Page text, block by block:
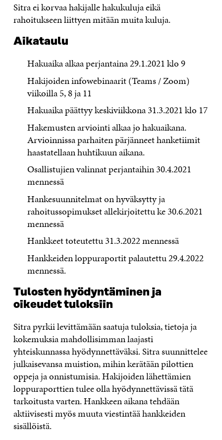
Sitra ei korvaa hakijalle hakukuluja eikä
rahoitukseen liittyen mitään muita kuluja.
Aikataulu
Hakuaika alkaa perjantaina 29.1.2021 klo 9
Hakijoiden infowebinaarit (Teams / Zoom)
viikoilla 5, 8 ja 11
Hakuaika päättyy keskiviikkona 31.3.2021 klo 17
Hakemusten arviointi alkaa jo hakuaikana.
Arvioinnissa parhaiten pärjänneet hanketiimit
haastatellaan huhtikuun aikana.
Osallistujien valinnat perjantaihin 30.4.2021
mennessä
Hankesuunnitelmat on hyväksytty ja
rahoitussopimukset allekirjoitettu ke 30.6.2021
mennessä
Hankkeet toteutettu 31.3.2022 mennessä
Hankkeiden loppuraportit palautettu 29.4.2022
mennessä.
Tulosten hyödyntäminen ja
oikeudet tuloksiin
Sitra pyrkii levittämään saatuja tuloksia, tietoja ja
kokemuksia mahdollisimman laajasti
yhteiskunnassa hyödynnettäväksi. Sitra suunnittelee
julkaisevansa muistion, mihin kerätään pilottien
oppeja ja onnistumisia. Hakijoiden lähettämien
loppuraporttien tulee olla hyödynnettävissä tätä
tarkoitusta varten. Hankkeen aikana tehdään
aktiivisesti myös muuta viestintää hankkeiden
sisällöistä.